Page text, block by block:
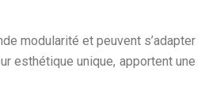
modularité et peuvent s’adapter
esthétique unique, apportent une